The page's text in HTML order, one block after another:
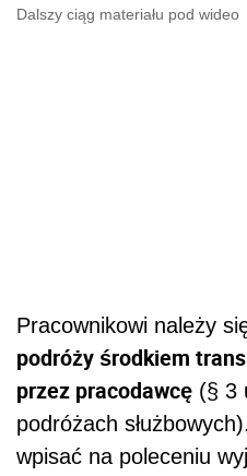
Dalszy ciąg materiału pod wideo
Pracownikowi należy
podróży środkiem
przez pracodawcę (§ 3
podróżach
wpisać na poleceniu